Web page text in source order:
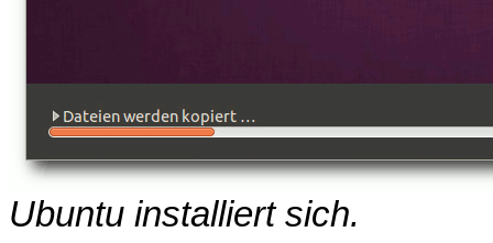
Ubuntu installiert sich.